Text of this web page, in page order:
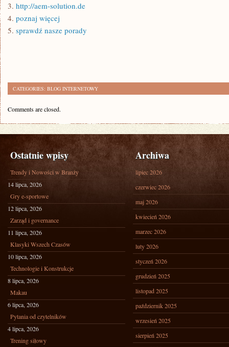
3. http://aem-solution.de
4. poznaj więcej
5. sprawdź nasze porady
CATEGORIES: BLOG INTERNETOWY
Comments are closed.
Ostatnie wpisy
Trendy i Nowości w Branży
14 lipca, 2026
Gry e-sportowe
12 lipca, 2026
Zarząd i governance
11 lipca, 2026
Klasyki Wszech Czasów
10 lipca, 2026
Technologie i Konstrukcje
8 lipca, 2026
Makau
6 lipca, 2026
Pytania od czytelników
4 lipca, 2026
Trening siłowy
Archiwa
lipiec 2026
czerwiec 2026
maj 2026
kwiecień 2026
marzec 2026
luty 2026
styczeń 2026
grudzień 2025
listopad 2025
październik 2025
wrzesień 2025
sierpień 2025